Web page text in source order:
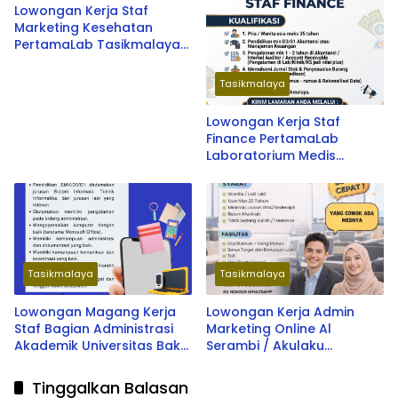
Lowongan Kerja Staf
Marketing Kesehatan
PertamaLab Tasikmalaya
Tasikmalaya
Lowongan Kerja Staf
Finance PertamaLab
Laboratorium Medis
Tasikmalaya
Lowongan Magang Kerja
Staf Bagian Administrasi
Akademik Universitas Bakti
2026
Tasikmalaya
Lowongan Kerja Admin
Marketing Online Al
Serambi / Akulaku
Tinggalkan Balasan